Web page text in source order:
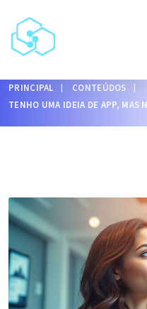
PRINCIPAL
CONTEÚDOS
TENHO UMA IDEIA DE APP, MAS